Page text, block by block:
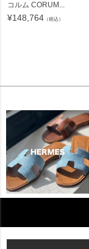
コルム CORUM...
¥148,764 （税込）